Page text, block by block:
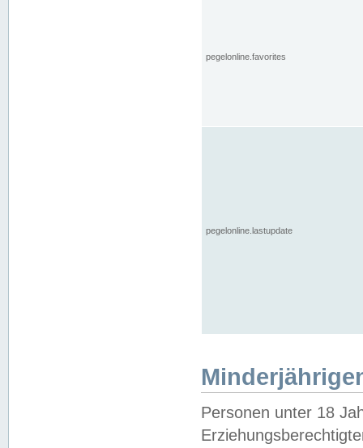
pegelonline.favorites
pegelonline.lastupdate
Personen unter 18